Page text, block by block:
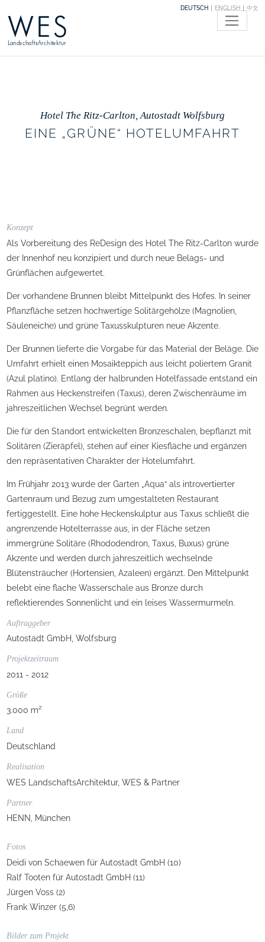
DEUTSCH ENGLISH 中文
WES
LandschaftsArchitektur
Hotel The Ritz-Carlton, Autostadt Wolfsburg
EINE „GRÜNE“ HOTELUMFAHRT
Konzept
Als Vorbereitung des ReDesign des Hotel The Ritz-Carlton wurde
der Innenhof neu konzipiert und durch neue Belags- und
Grünflächen aufgewertet.
Der vorhandene Brunnen bleibt Mittelpunkt des Hofes. In seiner
Pflanzfläche setzen hochwertige Solitärgehölze (Magnolien,
Säuleneiche) und grüne Taxusskulpturen neue Akzente.
Der Brunnen lieferte die Vorgabe für das Material der Beläge. Die
Umfahrt erhielt einen Mosaikteppich aus leicht poliertem Granit
(Azul platino). Entlang der halbrunden Hotelfassade entstand ein
Rahmen aus Heckenstreifen (Taxus), deren Zwischenräume im
jahreszeitlichen Wechsel begrünt werden.
Die für den Standort entwickelten Bronzeschalen, bepflanzt mit
Solitären (Zieräpfel), stehen auf einer Kiesfläche und ergänzen
den repräsentativen Charakter der Hotelumfahrt.
Im Frühjahr 2013 wurde der Garten „Aqua“ als introvertierter
Gartenraum und Bezug zum umgestalteten Restaurant
fertiggestellt. Eine hohe Heckenskulptur aus Taxus schließt die
angrenzende Hotelterrasse aus, in der Fläche setzen
immergrüne Solitäre (Rhododendron, Taxus, Buxus) grüne
Akzente und werden durch jahreszeitlich wechselnde
Blütensträucher (Hortensien, Azaleen) ergänzt. Den Mittelpunkt
belebt eine flache Wasserschale aus Bronze durch
reflektierendes Sonnenlicht und ein leises Wassermurmeln.
Auftraggeber
Autostadt GmbH, Wolfsburg
Projektzeitraum
2011 - 2012
Größe
3.000 m²
Land
Deutschland
Realisation
WES LandschaftsArchitektur, WES & Partner
Partner
HENN, München
Fotos
Deidi von Schaewen für Autostadt GmbH (10)
Ralf Tooten für Autostadt GmbH (11)
Jürgen Voss (2)
Frank Winzer (5,6)
Bilder zum Projekt